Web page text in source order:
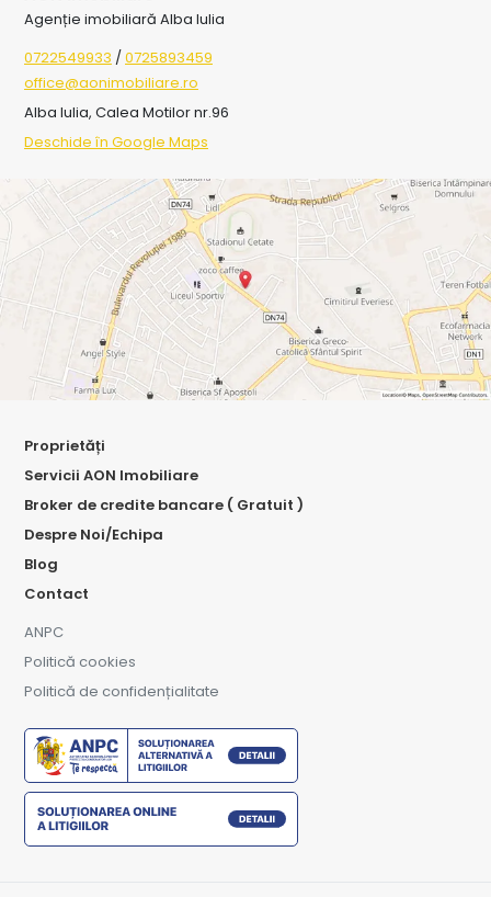
Agenție imobiliară Alba Iulia
0722549933 /0725893459
office@aonimobiliare.ro
Alba Iulia, Calea Motilor nr.96
Deschide în Google Maps
Proprietăți
Servicii AON Imobiliare
Broker de credite bancare ( Gratuit )
Despre Noi/Echipa
Blog
Contact
ANPC
Politică cookies
Politică de confidențialitate